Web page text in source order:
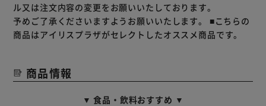
ル又は注文内容の変更をお願いいたしております。
予めご了承くださいますようお願いいたします。 ■こちらの
商品はアイリスプラザがセレクトしたオススメ商品です。
商品情報
▼ 食品・飲料おすすめ ▼